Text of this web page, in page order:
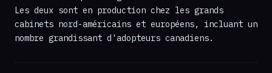
Les deux sont en production chez les grands
cabinets nord-américains et européens, incluant un
nombre grandissant d'adopteurs canadiens.